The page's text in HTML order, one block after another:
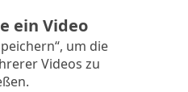
ein Video
um die
Videos zu